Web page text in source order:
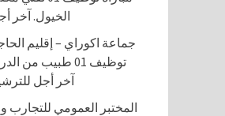
الخيول. آخر أجل هو 06
جماعة اكوراي – إقليم
توظيف 01 طبيب من
آخر أجل للترشيح هو 09
المختبر العمومي للتجارب